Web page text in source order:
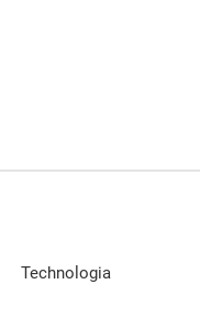
Technologia